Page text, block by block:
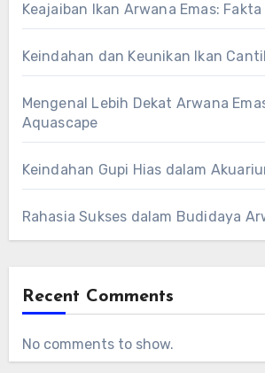
Keajaiban Ikan Arwana Emas:
Keindahan dan Keunikan Ikan
Mengenal Lebih Dekat Arwana
Aquascape
Keindahan Gupi Hias dalam
Rahasia Sukses dalam Budidaya
Recent Comments
No comments to show.